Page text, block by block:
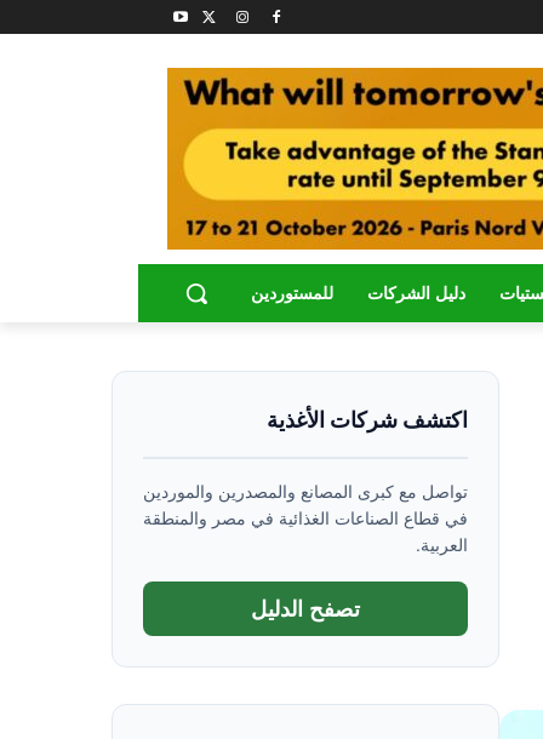
دليل الشركات للمستوردين
اكتشف شركات الأغذية
تواصل مع كبرى المصانع والمصدرين والموردين
في قطاع الصناعات الغذائية في مصر والمنطقة
العربية.
تصفح الدليل